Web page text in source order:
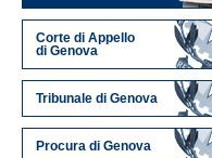
Corte di Appello
di Genova
Tribunale di Genova
Procura di Genova